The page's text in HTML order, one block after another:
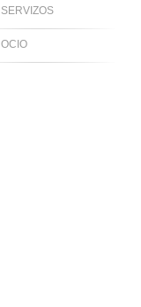
SERVIZOS
OCIO